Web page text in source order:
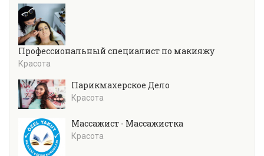
Профессиональный специалист по макияжу
Красота
Парикмахерское Дело
Красота
Массажист - Массажистка
Красота